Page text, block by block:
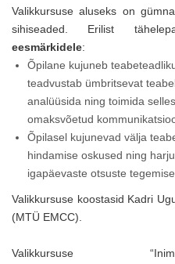
Valikkursuse aluseks on
sihiseaded. Erilist
eesmärkidele:
Õpilane kujuneb
teadvustab ümbritsevat
analüüsida ning toimida
omaksvõetud
Õpilasel kujunevad välja
hindamise oskused ning
igapäevaste otsuste
Valikkursuse koostasid Kadri
(MTÜ EMCC).
Valikkursuse